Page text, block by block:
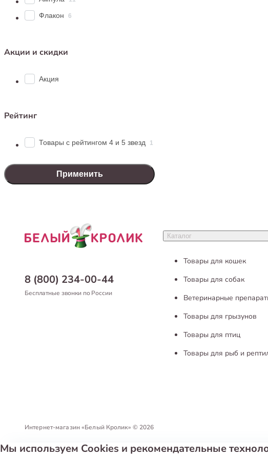
Флакон 6
Акции и скидки
Акция
Рейтинг
Товары с рейтингом 4 и 5 звезд 1
Применить
ценам.
Наши клиенты
8 (800) 234-00-44
Бесплатные звонки по России
Каталог
Товары для кошек
Товары для собак
Ветеринарные
Товары для грызунов
Товары для птиц
Товары для рыб и
Интернет-магазин «Белый Кролик» © 2026
Политика конфиденциальности Пользовательское соглашение
Мы используем Cookies и рекомендательные